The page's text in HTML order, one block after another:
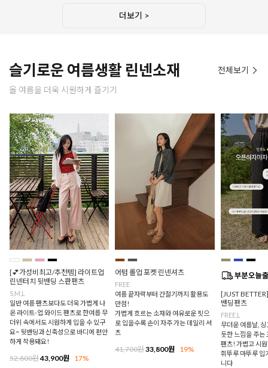
더보기 >
슬기로운 여름생활 린넨소재
올 여름을 더욱 시원하게 즐기기
전체보기
[💕가성비최고/추천템] 라이트업
린넨터치 뒷밴딩 스판팬츠
S,M,L
일반 여름 팬츠보다도 더욱 가볍게 나
온 라이트-업 와이드 팬츠로 한여름 무
더위 속에서도 시원하게 입을 수 있구
요~ 뒷밴딩과 신축성으로 바디에 편안
하게 착용돼요!
52,800원43,900원 17%
어텀 롤업 포켓 린넨셔츠
FREE
여름 끝자락부터 간절기까지 활용도
만점!
가볍게 흐르는 소재와 여유로운 핏으
로 입을수록 손이 자주 가는 데일리 셔
츠
41,700원33,800원 19%
[JUST
밴딩팬츠
FREE,L
무더운 여름날,
듯한 느낌을 주는
팬츠! 가볍고 시
휘뚜루 마뚜루 입
니다